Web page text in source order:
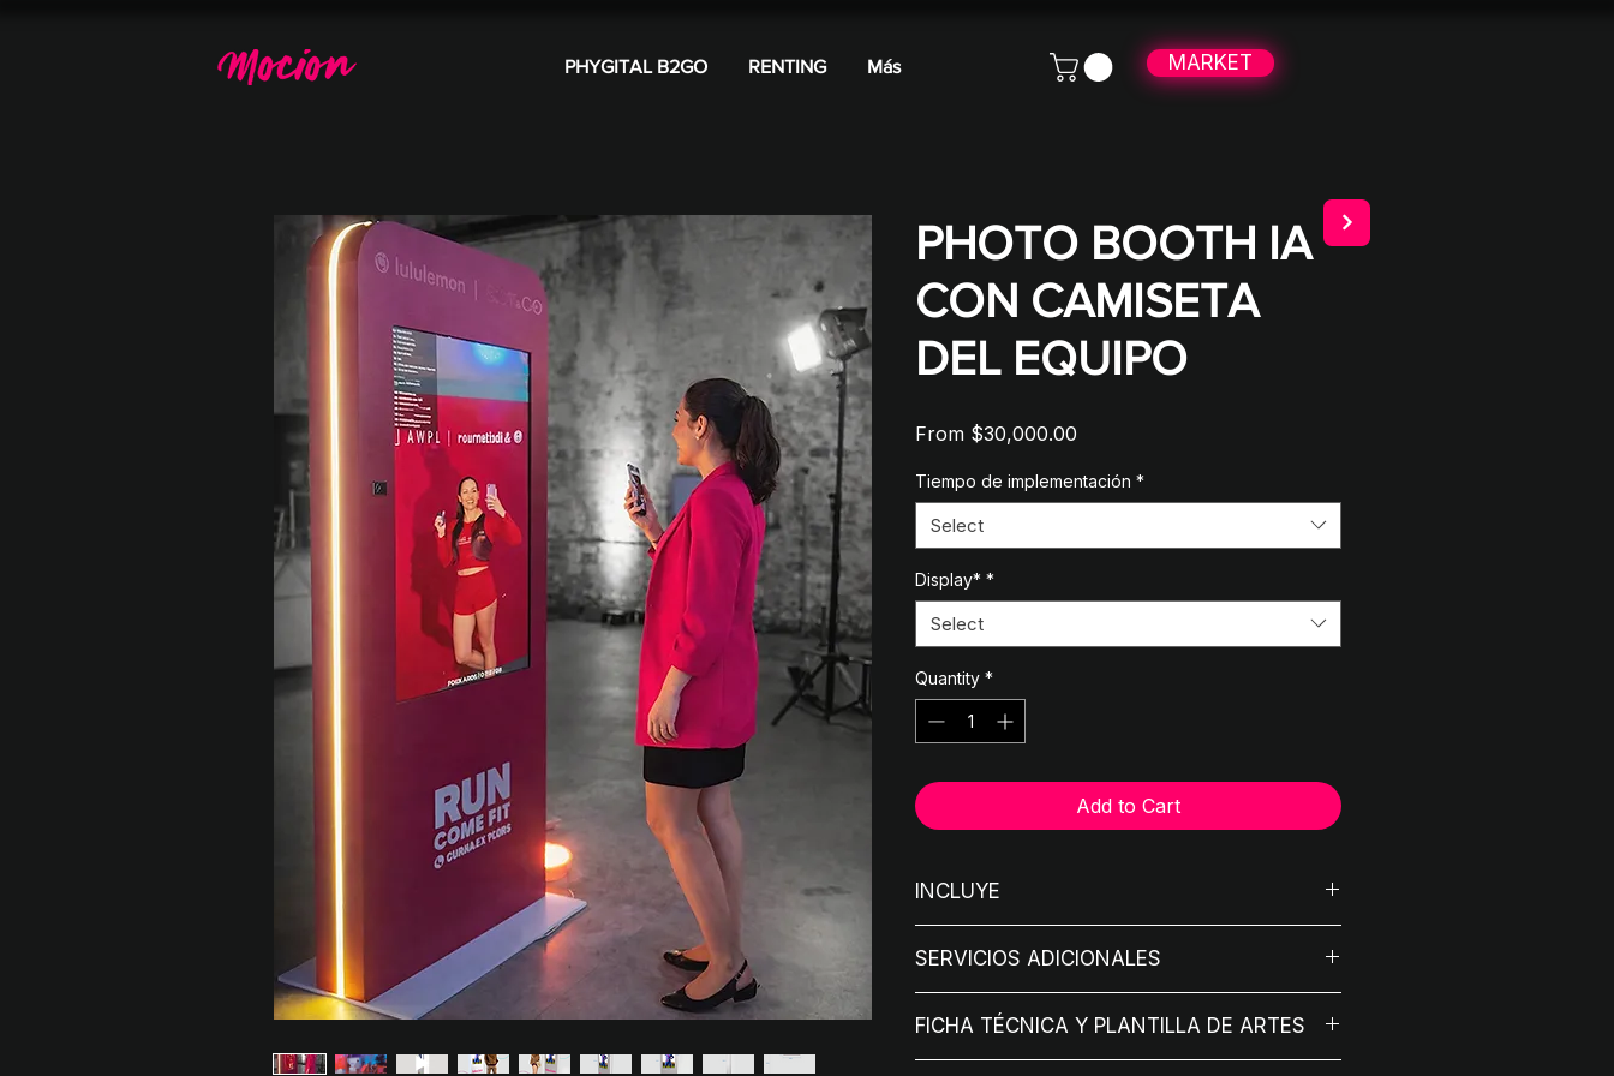
PHYGITAL B2GO RENTING Más MARKET
PHOTO BOOTH IA
CON CAMISETA
DEL EQUIPO
From $30,000.00
Tiempo de implementación *
Select
Display* *
Select
Quantity *
Add to Cart
INCLUYE
Configuración de contenido
Desarrollo de software de la experiencia
Montaje y desmontaje
Implementación:3 - 4 días desde entrega de
SERVICIOS ADICIONALES
Banner.
Diseño gráfico.
FICHA TÉCNICA Y PLANTILLA DE ARTES